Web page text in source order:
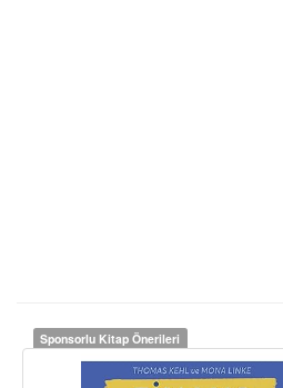
Sponsorlu Kitap Önerileri